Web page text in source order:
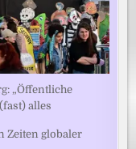
„Öffentliche
alles